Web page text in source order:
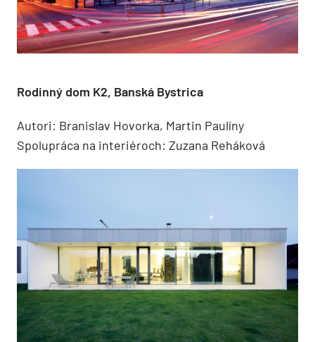
Rodinný dom K2, Banská Bystrica
Autori: Branislav Hovorka, Martin Paulíny
Spolupráca na interiéroch: Zuzana Reháková